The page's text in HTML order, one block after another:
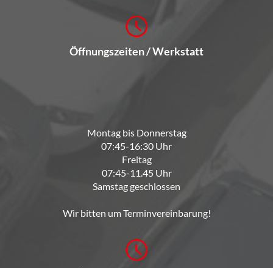
Öffnungszeiten / Werkstatt
Montag bis Donnerstag
07:45-16:30 Uhr
Freitag
07:45-11.45 Uhr
Samstag geschlossen
Wir bitten um Terminvereinbarung!